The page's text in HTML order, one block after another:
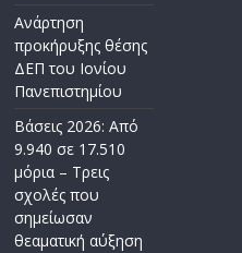
Ανάρτηση
προκήρυξης θέσης
ΔΕΠ του Ιονίου
Πανεπιστημίου
Βάσεις 2026: Από
9.940 σε 17.510
μόρια – Τρεις
σχολές που
σημείωσαν
θεαματική αύξηση